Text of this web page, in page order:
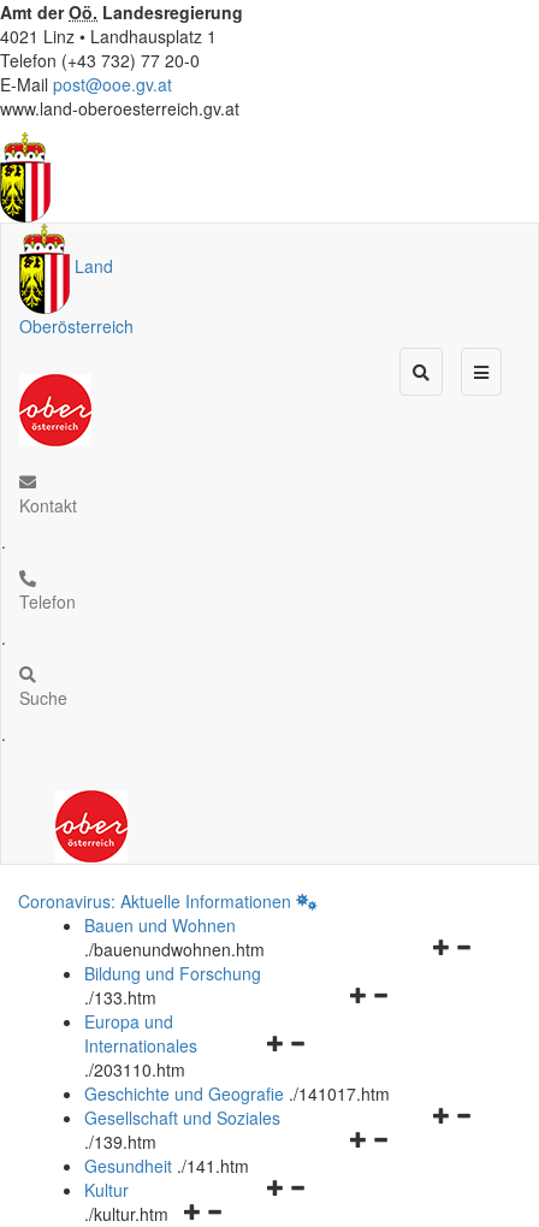
Amt derOö. Landesregierung
4021 Linz • Landhausplatz 1
Telefon (+43 732) 77 20-0
E-Mail post@ooe.gv.at
www.land-oberoesterreich.gv.at
Land
Oberösterreich
Kontakt
.
Telefon
.
Suche
.
Coronavirus: Aktuelle Informationen
Bauen und Wohnen
./bauenundwohnen.htm
Navigationsmenü
Bildung und Forschung
./133.htm
Navigationsmenü
und
schließen
Europa und
Internationales
./203110.htm
Geschichte und Geografie ./141017.htm
Navigationsmenü
Gesellschaft und Soziales
./139.htm
Navigationsmenü
Gesundheit ./141.htm
Navigationsmenü
Kultur
./kultur.htm